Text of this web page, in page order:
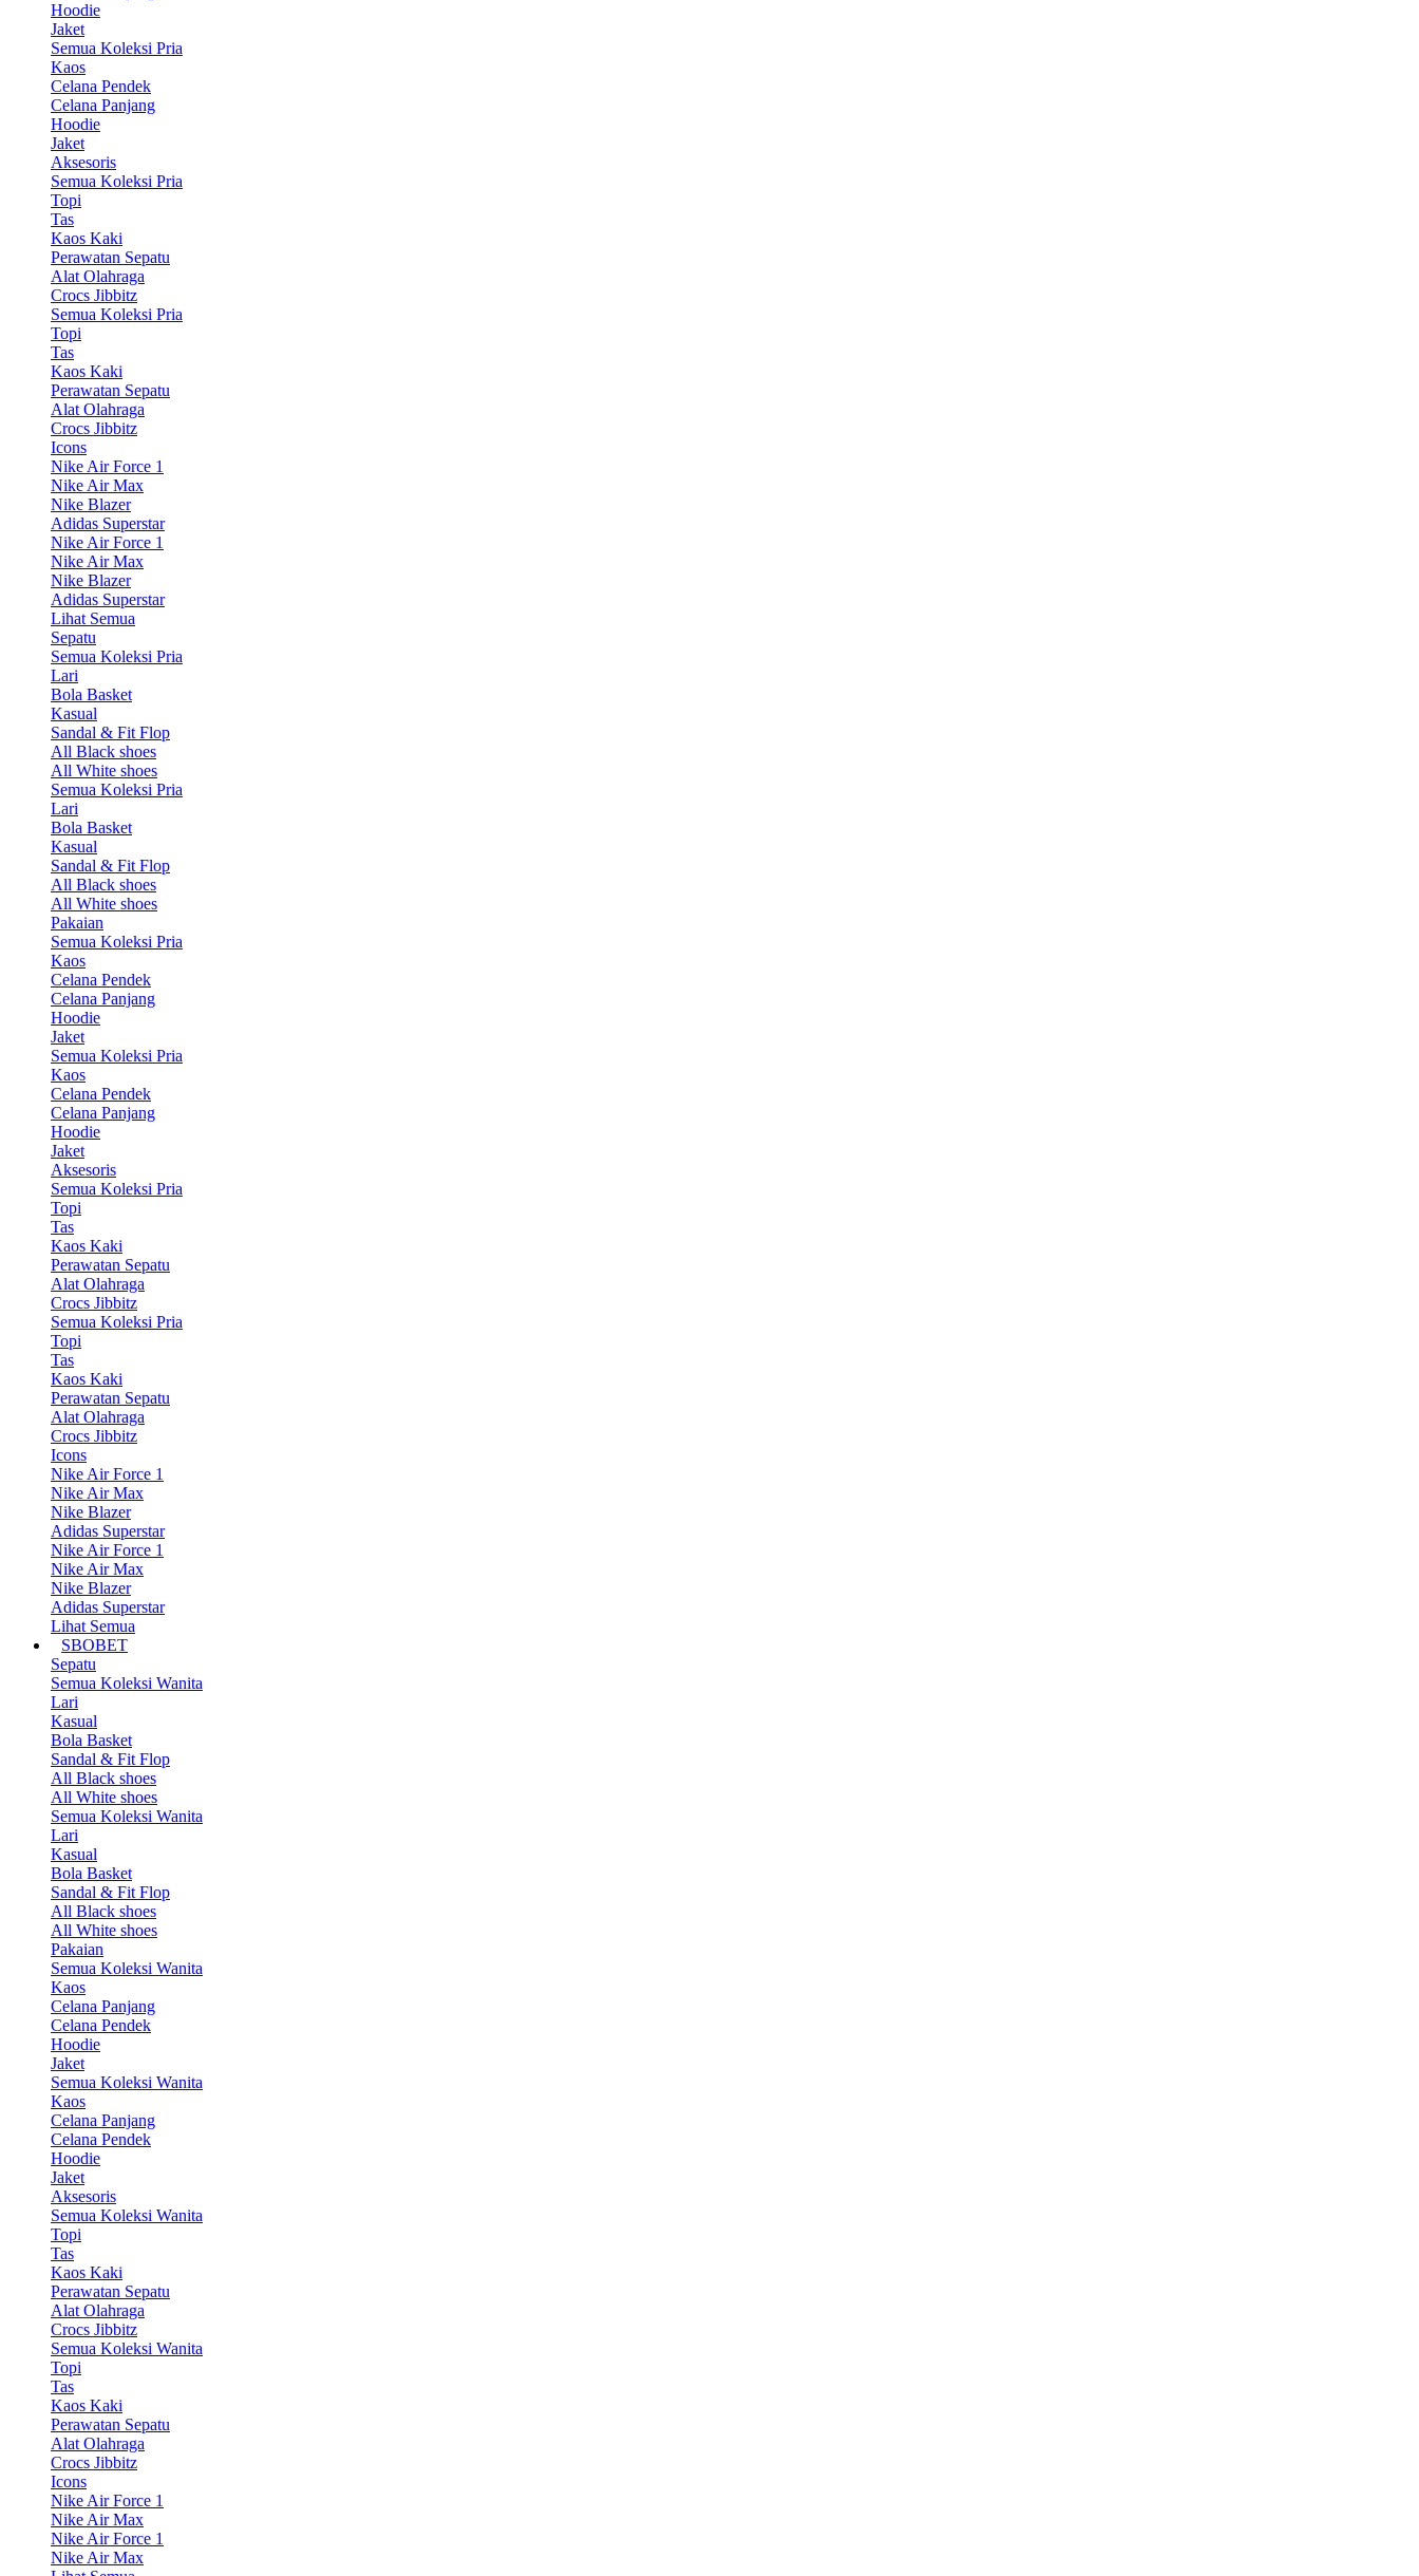
Hoodie
Jaket
Semua Koleksi Pria
Kaos
Celana Pendek
Celana Panjang
Hoodie
Jaket
Aksesoris
Semua Koleksi Pria
Topi
Tas
Kaos Kaki
Perawatan Sepatu
Alat Olahraga
Crocs Jibbitz
Semua Koleksi Pria
Topi
Tas
Kaos Kaki
Perawatan Sepatu
Alat Olahraga
Crocs Jibbitz
Icons
Nike Air Force 1
Nike Air Max
Nike Blazer
Adidas Superstar
Nike Air Force 1
Nike Air Max
Nike Blazer
Adidas Superstar
Lihat Semua
Sepatu
Semua Koleksi Pria
Lari
Bola Basket
Kasual
Sandal & Fit Flop
All Black shoes
All White shoes
Semua Koleksi Pria
Lari
Bola Basket
Kasual
Sandal & Fit Flop
All Black shoes
All White shoes
Pakaian
Semua Koleksi Pria
Kaos
Celana Pendek
Celana Panjang
Hoodie
Jaket
Semua Koleksi Pria
Kaos
Celana Pendek
Celana Panjang
Hoodie
Jaket
Aksesoris
Semua Koleksi Pria
Topi
Tas
Kaos Kaki
Perawatan Sepatu
Alat Olahraga
Crocs Jibbitz
Semua Koleksi Pria
Topi
Tas
Kaos Kaki
Perawatan Sepatu
Alat Olahraga
Crocs Jibbitz
Icons
Nike Air Force 1
Nike Air Max
Nike Blazer
Adidas Superstar
Nike Air Force 1
Nike Air Max
Nike Blazer
Adidas Superstar
Lihat Semua
SBOBET
Sepatu
Semua Koleksi Wanita
Lari
Kasual
Bola Basket
Sandal & Fit Flop
All Black shoes
All White shoes
Semua Koleksi Wanita
Lari
Kasual
Bola Basket
Sandal & Fit Flop
All Black shoes
All White shoes
Pakaian
Semua Koleksi Wanita
Kaos
Celana Panjang
Celana Pendek
Hoodie
Jaket
Semua Koleksi Wanita
Kaos
Celana Panjang
Celana Pendek
Hoodie
Jaket
Aksesoris
Semua Koleksi Wanita
Topi
Tas
Kaos Kaki
Perawatan Sepatu
Alat Olahraga
Crocs Jibbitz
Semua Koleksi Wanita
Topi
Tas
Kaos Kaki
Perawatan Sepatu
Alat Olahraga
Crocs Jibbitz
Icons
Nike Air Force 1
Nike Air Max
Nike Air Force 1
Nike Air Max